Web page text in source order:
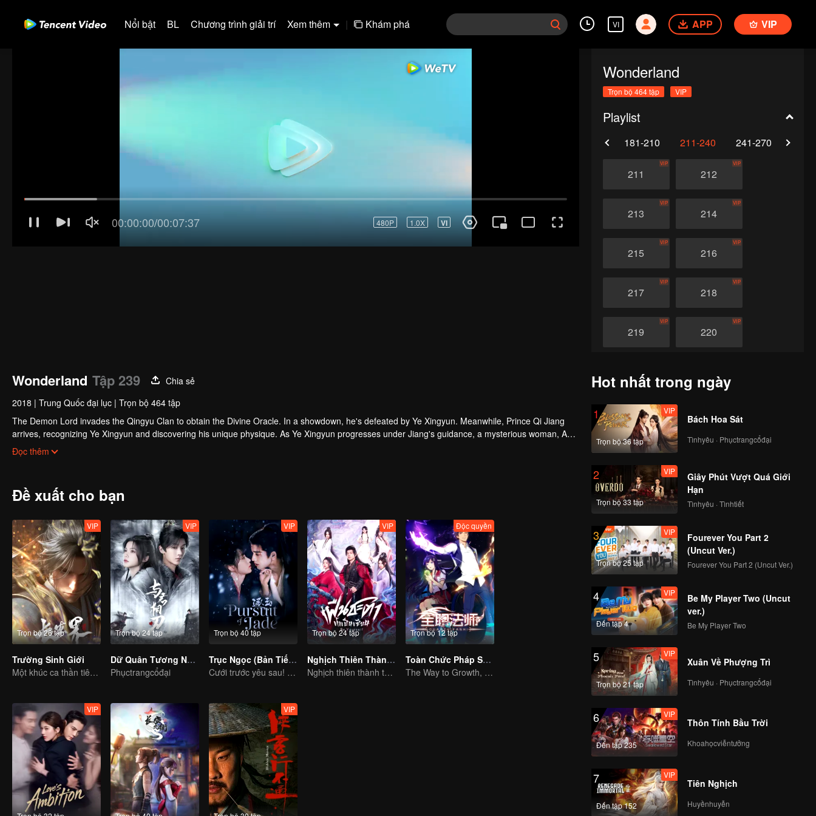
Nổi bật BL Chương trình giải trí Xem thêm | Khám phá VI APP VIP
Wonderland
Trọn bộ 464 tập VIP
Playlist
01-30 61-90 91-120 181-210 211-240 241-270
211
VIP
212
VIP
213
VIP
214
VIP
215
VIP
216
VIP
217
VIP
218
VIP
219
VIP
220
VIP
221
223
225
VIP VIP
227
VIP
228
VIP
229
231
VIP
232
233
VIP
234
VIP
235
VIP
237
VIP
238
239
VIP
240
Wonderland Tập 239
Chia sẻ
2018 | Trung Quốc đại lục | Trọn bộ 464 tập
The Demon Lord invades the Qingyu Clan to obtain the Divine Oracle. In a showdown, he's defeated by Ye Xingyun. Meanwhile, Prince Qi Jiang
arrives, recognizing Ye Xingyun and discovering his unique physique. As Ye Xingyun progresses under Jiang's guidance, a mysterious woman, An
Yun, appears and entangles herself in the feud between the Demon Lord and Ye Xingyun.
Đọc thêm
Đề xuất cho bạn
Trọn bộ 26 tập
VIP
Trường Sinh Giới
Một khúc ca thần tiên, đầy máu và nước mắt
Trọn bộ 24 tập
VIP
Dữ Quân Tương Nhẫn
Phụctrangcổđại
Trọn bộ 40 tập
VIP
Trục Ngọc (Bản Tiếng Anh)
Cưới trước yêu sau! Chân tình giữa binh đao khói lửa
Trọn bộ 24 tập
VIP
Nghịch Thiên Thành Tiên (Bản Tiếng Thái)
Nghịch thiên thành thần chẳng có gì lạ
Trọn bộ 12 tập
Độc quyền
Toàn Chức Pháp Sư S1
The Way to Growth, Encouragement and Self-improvement
VIP VIP
Hot nhất trong ngày
1
Trọn bộ 36 tập
VIP
Bách Hoa Sát
Tìnhyêu · Phụctrangcổđại
2
Trọn bộ 33 tập
VIP
Giây Phút Vượt Quá Giới
Hạn
Tìnhyêu · Tìnhtiết
3
Trọn bộ 25 tập
VIP
Fourever You Part 2
(Uncut Ver.)
Fourever You Part 2 (Uncut Ver.)
4
Đến tập 4
VIP
Be My Player Two (Uncut
ver.)
Be My Player Two
5
Trọn bộ 21 tập
VIP
Xuân Về Phượng Trì
Tìnhyêu · Phụctrangcổđại
6
Đến tập 235
VIP
Thôn Tính Bầu Trời
Khoahọcviễntưởng
7
Đến tập 152
VIP
Tiên Nghịch
Huyềnhuyễn